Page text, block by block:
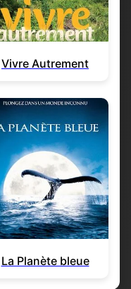
Vivre Autrement
La Planète bleue